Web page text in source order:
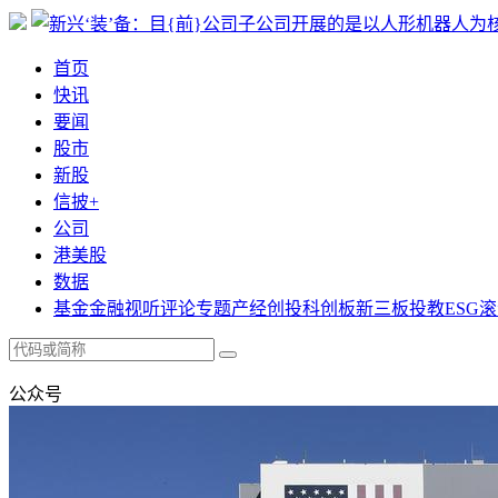
首页
快讯
要闻
股市
新股
信披+
公司
港美股
数据
基金金融视听评论专题产经创投科创板新三板投教ESG
公众号